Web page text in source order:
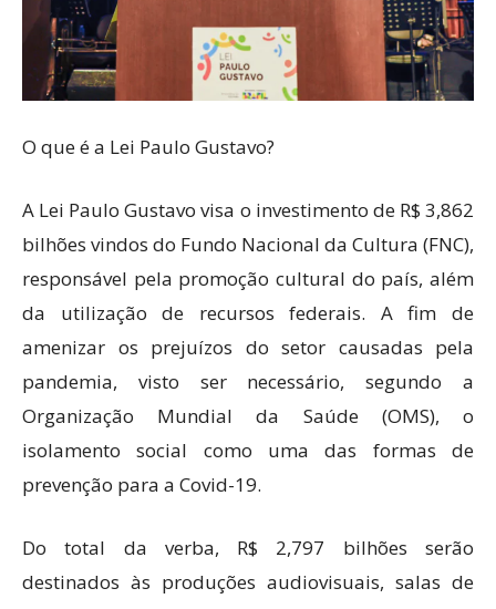
O que é a Lei Paulo Gustavo?
A Lei Paulo Gustavo visa o investimento de R$ 3,862
bilhões vindos do Fundo Nacional da Cultura (FNC),
responsável pela promoção cultural do país, além
da utilização de recursos federais. A fim de
amenizar os prejuízos do setor causadas pela
pandemia, visto ser necessário, segundo a
Organização Mundial da Saúde (OMS), o
isolamento social como uma das formas de
prevenção para a Covid-19.
Do total da verba, R$ 2,797 bilhões serão
destinados às produções audiovisuais, salas de